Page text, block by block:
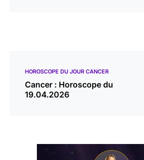
HOROSCOPE DU JOUR CANCER
Cancer : Horoscope du
19.04.2026